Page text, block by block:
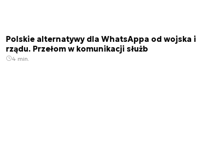
Polskie alternatywy dla WhatsAppa od wojska i
rządu. Przełom w komunikacji służb
4 min.